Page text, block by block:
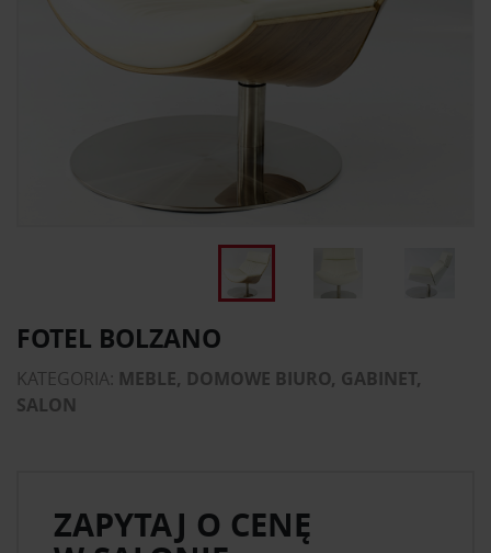
FOTEL BOLZANO
KATEGORIA: MEBLE, DOMOWE BIURO, GABINET,
SALON
ZAPYTAJ O CENĘ